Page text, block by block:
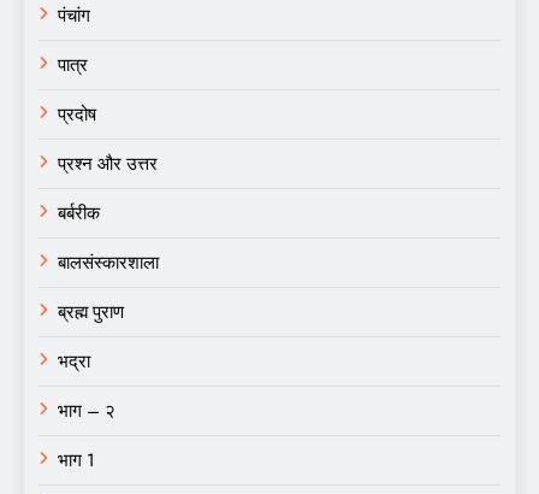
पंचांग
पात्र
प्रदोष
प्रश्न और उत्तर
बर्बरीक
बालसंस्कारशाला
ब्रह्म पुराण
भद्रा
भाग – २
भाग 1